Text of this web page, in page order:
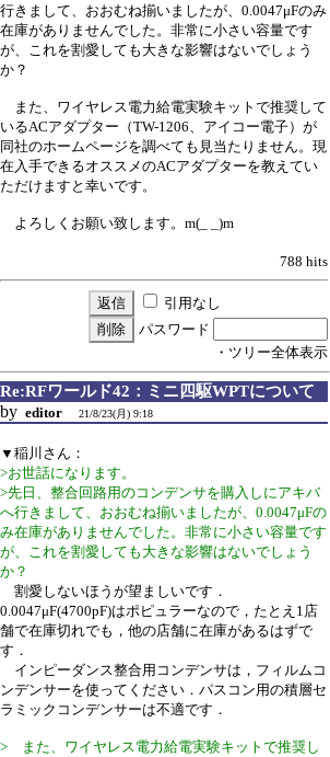
行きまして、おおむね揃いましたが、0.0047μFのみ
在庫がありませんでした。非常に小さい容量です
が、これを割愛しても大きな影響はないでしょう
か？
また、ワイヤレス電力給電実験キットで推奨して
いるACアダプター（TW-1206、アイコー電子）が
同社のホームページを調べても見当たりません。現
在入手できるオススメのACアダプターを教えてい
ただけますと幸いです。
よろしくお願い致します。m(_ _)m
788 hits
引用なし
パスワード
・ツリー全体表示
Re:RFワールド42：ミニ四駆WPTについて
by editor 21/8/23(月) 9:18
▼稲川さん：
>お世話になります。
>先日、整合回路用のコンデンサを購入しにアキバ
へ行きまして、おおむね揃いましたが、0.0047μFの
み在庫がありませんでした。非常に小さい容量です
が、これを割愛しても大きな影響はないでしょう
か？
割愛しないほうが望ましいです．
0.0047μF(4700pF)はポピュラーなので，たとえ1店
舗で在庫切れでも，他の店舗に在庫があるはずで
す．
インピーダンス整合用コンデンサは，フィルムコ
ンデンサーを使ってください．パスコン用の積層セ
ラミックコンデンサーは不適です．
> また、ワイヤレス電力給電実験キットで推奨し